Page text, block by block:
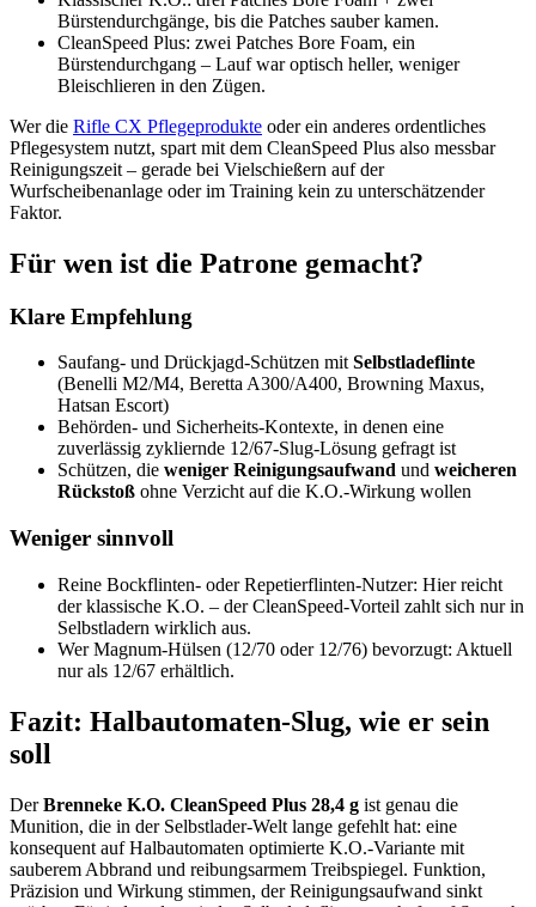
Bürstendurchgänge, bis die Patches sauber kamen.
CleanSpeed Plus: zwei Patches Bore Foam, ein
Bürstendurchgang – Lauf war optisch heller, weniger
Bleischlieren in den Zügen.
Wer die Rifle CX Pflegeprodukte oder ein anderes ordentliches
Pflegesystem nutzt, spart mit dem CleanSpeed Plus also messbar
Reinigungszeit – gerade bei Vielschießern auf der
Wurfscheibenanlage oder im Training kein zu unterschätzender
Faktor.
Für wen ist die Patrone gemacht?
Klare Empfehlung
Saufang- und Drückjagd-Schützen mitSelbstladeflinte
(Benelli M2/M4, Beretta A300/A400, Browning Maxus,
Hatsan Escort)
Behörden- und Sicherheits-Kontexte, in denen eine
zuverlässig zykliernde 12/67-Slug-Lösung gefragt ist
Schützen, die weniger Reinigungsaufwand und weicheren
Rückstoß ohne Verzicht auf die K.O.-Wirkung wollen
Weniger sinnvoll
Reine Bockflinten- oder Repetierflinten-Nutzer: Hier reicht
der klassische K.O. – der CleanSpeed-Vorteil zahlt sich nur in
Selbstladern wirklich aus.
Wer Magnum-Hülsen (12/70 oder 12/76) bevorzugt: Aktuell
nur als 12/67 erhältlich.
Fazit: Halbautomaten-Slug, wie er sein
soll
DerBrenneke K.O. CleanSpeed Plus 28,4 g ist genau die
Munition, die in der Selbstlader-Welt lange gefehlt hat: eine
konsequent auf Halbautomaten optimierte K.O.-Variante mit
sauberem Abbrand und reibungsarmem Treibspiegel. Funktion,
Präzision und Wirkung stimmen, der Reinigungsaufwand sinkt